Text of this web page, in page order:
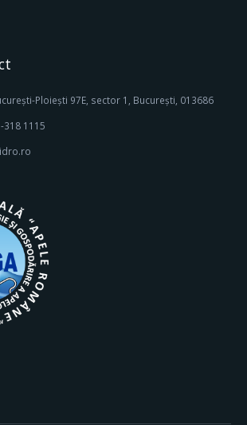
Ploiești 97E, sector 1, București, 013686
318 1115